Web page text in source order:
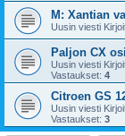
M: Xantian
Uusin viesti
Paljon CX
Uusin viesti
Vastaukset: 4
Citroen GS
Uusin viesti
Vastaukset: 3